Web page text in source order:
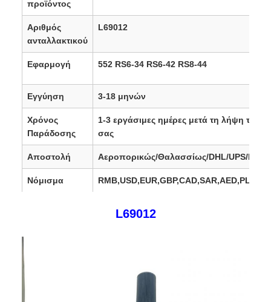
προϊόντος
Αριθμός
ανταλλακτικού
L69012
Εφαρμογή 552 RS6-34 RS6-42 RS8-44
Εγγύηση 3-18 μηνών
Χρόνος
Παράδοσης
1-3 εργάσιμες ημέρες μετά τη λήψη της
σας
Αποστολή Αεροπορικώς/Θαλασσίως/DHL/UPS/
Νόμισμα
L69012